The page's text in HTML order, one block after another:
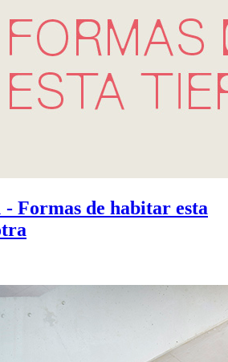
- Formas de habitar esta